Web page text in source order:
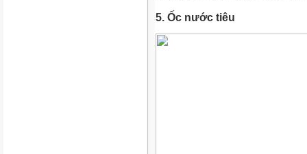
5. Ốc nước tiêu